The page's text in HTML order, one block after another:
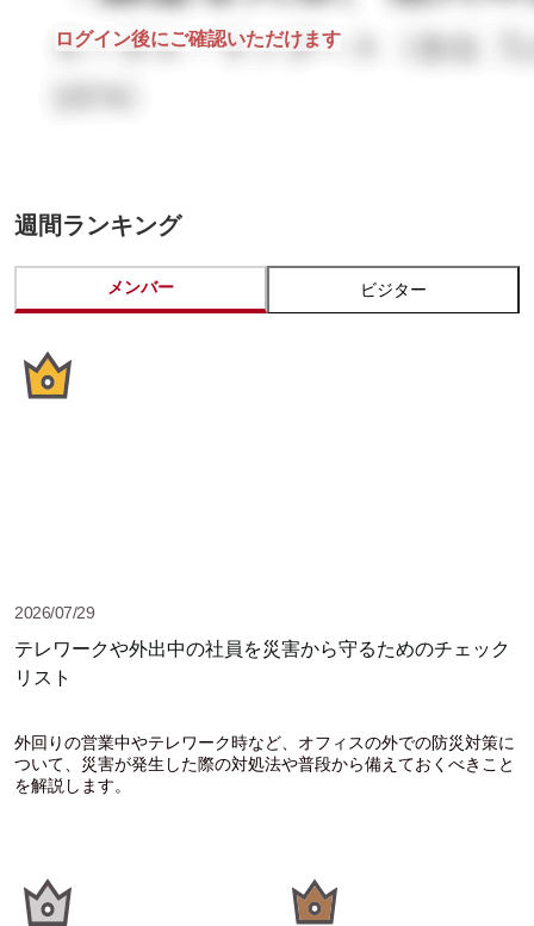
ログイン後にご確認いただけます
週間ランキング
メンバー ビジター
2026/07/29
テレワークや外出中の社員を災害から守るためのチェック
リスト
外回りの営業中やテレワーク時など、オフィスの外での防災対策に
ついて、災害が発生した際の対処法や普段から備えておくべきこと
を解説します。